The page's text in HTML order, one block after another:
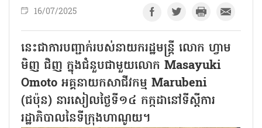
16/07/2025
នេះជាការបញ្ជាក់របស់នាយករដ្ឋមន្ត្រី លោក ហ្វាម
មិញ ជិញ ក្នុងជំនួបជាមួយលោក Masayuki
Omoto អគ្គនាយកសាជីវកម្ម Marubeni
(ជប៉ុន) នារសៀលថ្ងៃទី១៤ កក្កដានៅទីស្តីការ
រដ្ឋាភិបាលនៃទីក្រុងហាណូយ។